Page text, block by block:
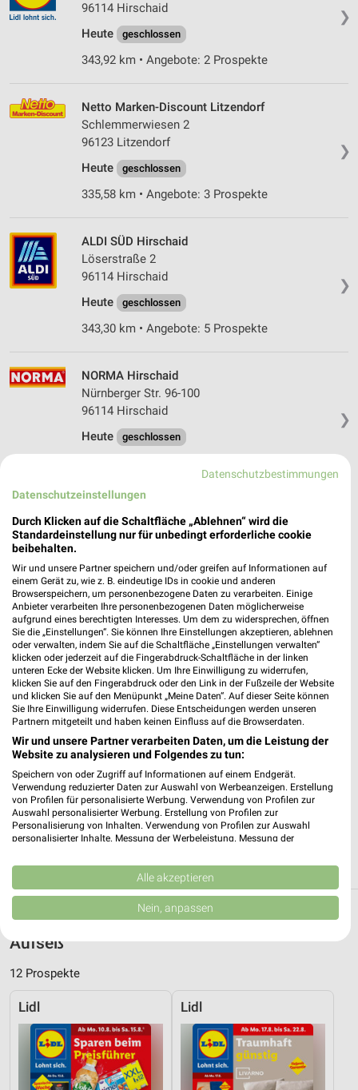
❯
96114 Hirschaid
Heute
geschlossen
343,92 km • Angebote: 2 Prospekte
❯
Netto Marken-Discount Litzendorf
Schlemmerwiesen 2
96123 Litzendorf
Heute
geschlossen
335,58 km • Angebote: 3 Prospekte
❯
ALDI SÜD Hirschaid
Löserstraße 2
96114 Hirschaid
Heute
geschlossen
343,30 km • Angebote: 5 Prospekte
❯
NORMA Hirschaid
Nürnberger Str. 96-100
96114 Hirschaid
Heute
geschlossen
Weinhütten 1
91330 Eggolsheim
Heute geschlossen
347,59 km • Angebote: 2 Prospekte
Netto Marken-Discount Strullendorf
Martin-Luther-Str. 47
96129 Strullendorf
Heute geschlossen
Netto Marken-Discount Hirschaid
Bamberger Str. 12
96114 Hirschaid
Heute geschlossen
344,54 km • Angebote: 3 Prospekte
Discounter Angebote und Prospekte für
Aufseß
12 Prospekte
Lidl Lidl
Datenschutzbestimmungen
Datenschutzeinstellungen
Durch Klicken auf die Schaltfläche „Ablehnen“ wird die
Standardeinstellung nur für unbedingt erforderliche cookie
beibehalten.
Wir und unsere Partner speichern und/oder greifen auf Informationen auf
einem Gerät zu, wie z. B. eindeutige IDs in cookie und anderen
Browserspeichern, um personenbezogene Daten zu verarbeiten. Einige
Anbieter verarbeiten Ihre personenbezogenen Daten möglicherweise
aufgrund eines berechtigten Interesses. Um dem zu widersprechen, öffnen
Sie die „Einstellungen“. Sie können Ihre Einstellungen akzeptieren, ablehnen
oder verwalten, indem Sie auf die Schaltfläche „Einstellungen verwalten“
klicken oder jederzeit auf die Fingerabdruck-Schaltfläche in der linken
unteren Ecke der Website klicken. Um Ihre Einwilligung zu widerrufen,
klicken Sie auf den Fingerabdruck oder den Link in der Fußzeile der Website
und klicken Sie auf den Menüpunkt „Meine Daten“. Auf dieser Seite können
Sie Ihre Einwilligung widerrufen. Diese Entscheidungen werden unseren
Partnern mitgeteilt und haben keinen Einfluss auf die Browserdaten.
Wir und unsere Partner verarbeiten Daten, um die Leistung der
Website zu analysieren und Folgendes zu tun:
Speichern von oder Zugriff auf Informationen auf einem Endgerät.
Verwendung reduzierter Daten zur Auswahl von Werbeanzeigen. Erstellung
von Profilen für personalisierte Werbung. Verwendung von Profilen zur
Auswahl personalisierter Werbung. Erstellung von Profilen zur
Personalisierung von Inhalten. Verwendung von Profilen zur Auswahl
personalisierter Inhalte. Messung der Werbeleistung. Messung der
Kombinationen von Daten aus verschiedenen Quellen. Entwicklung und
Verbesserung der Angebote. Verwendung reduzierter Daten zur Auswahl
von Inhalten.
Daten können außerhalb der Europäischen Union weitergegeben und in die
USA gesendet werden.
Website/App.
Partnerliste anzeigen (1 IAB-Anbieter)
IAB-Verarbeitungszwecke:
Speichern von oder Zugriff auf Informationen
auf einem Endgerät
Verwendung reduzierter Daten zur Auswahl von
Alle akzeptieren
Nein, anpassen